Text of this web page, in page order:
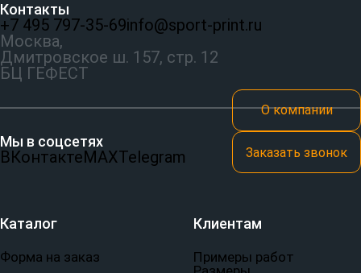
Контакты
+7 495 797‑35-69info@sport-print.ru
Москва,
Дмитровское ш. 157, стр. 12
БЦ ГЕФЕСТ
Мы в соцсетях
ВКонтактеMAXTelegram
О компании
Заказать звонок
Каталог
Форма на заказ
Клиентам
Примеры работ